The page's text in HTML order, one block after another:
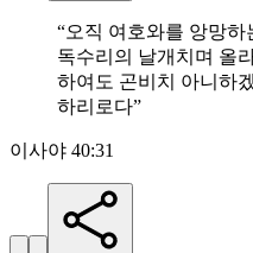
“오직 여호와를 앙망하
독수리의 날개치며 올
하여도 곤비치 아니하
하리로다”
이사야 40:31